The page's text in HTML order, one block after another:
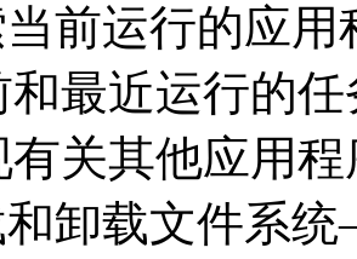
当前运行的应
和最近运行的
有关其他应用
和卸载文件系